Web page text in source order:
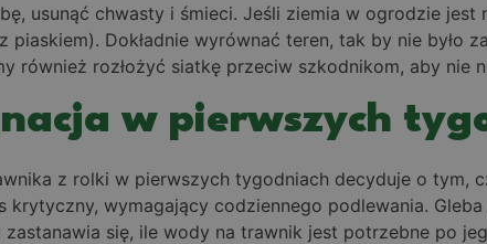
usunąć chwasty i śmieci. Jeśli ziemia w ogrodzie
piaskiem). Dokładnie wyrównać teren, tak by nie było
również rozłożyć siatkę przeciw szkodnikom, aby nie
w pierwszych
z rolki w pierwszych tygodniach decyduje o tym,
krytyczny, wymagający codziennego podlewania.
się, ile wody na trawnik jest potrzebne po